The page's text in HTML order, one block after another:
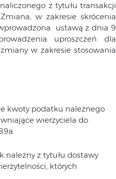
z tytułu transakcji
w zakresie skrócenia
ustawą z dnia 9
uproszczeń dla
w zakresie stosowania
kwoty podatku należnego
wierzyciela do
należny z tytułu dostawy
których